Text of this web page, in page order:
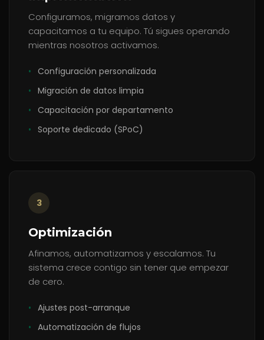
Configuramos, migramos datos y
capacitamos a tu equipo. Tú sigues operando
mientras nosotros activamos.
• Configuración personalizada
• Migración de datos limpia
• Capacitación por departamento
• Soporte dedicado (SPoC)
3
Optimización
Afinamos, automatizamos y escalamos. Tu
sistema crece contigo sin tener que empezar
de cero.
• Ajustes post-arranque
• Automatización de flujos